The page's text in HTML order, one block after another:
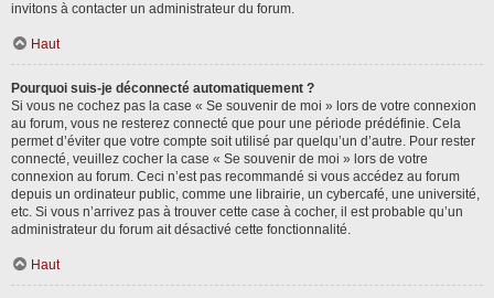
invitons à contacter un administrateur du forum.
Haut
Pourquoi suis-je déconnecté automatiquement ?
Si vous ne cochez pas la case « Se souvenir de moi » lors de votre connexion
au forum, vous ne resterez connecté que pour une période prédéfinie. Cela
permet d’éviter que votre compte soit utilisé par quelqu’un d’autre. Pour rester
connecté, veuillez cocher la case « Se souvenir de moi » lors de votre
connexion au forum. Ceci n’est pas recommandé si vous accédez au forum
depuis un ordinateur public, comme une librairie, un cybercafé, une université,
etc. Si vous n’arrivez pas à trouver cette case à cocher, il est probable qu’un
administrateur du forum ait désactivé cette fonctionnalité.
Haut